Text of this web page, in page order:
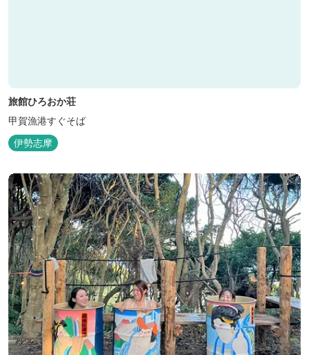
旅館ひろおか荘
甲賀漁港すぐそば
伊勢志摩